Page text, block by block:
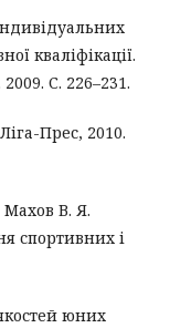
кваліфікації.
С. 226–231.
Прес, 2010.
В. Я.
спортивних і
юних